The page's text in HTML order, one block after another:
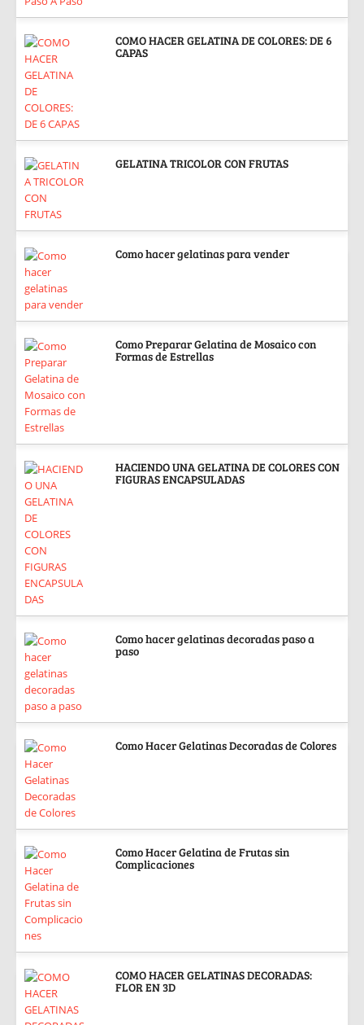
COMO HACER GELATINA DE COLORES: DE 6
CAPAS
GELATINA TRICOLOR CON FRUTAS
Como hacer gelatinas para vender
Como Preparar Gelatina de Mosaico con
Formas de Estrellas
HACIENDO UNA GELATINA DE COLORES CON
FIGURAS ENCAPSULADAS
Como hacer gelatinas decoradas paso a
paso
Como Hacer Gelatinas Decoradas de Colores
Como Hacer Gelatina de Frutas sin
Complicaciones
COMO HACER GELATINAS DECORADAS:
FLOR EN 3D